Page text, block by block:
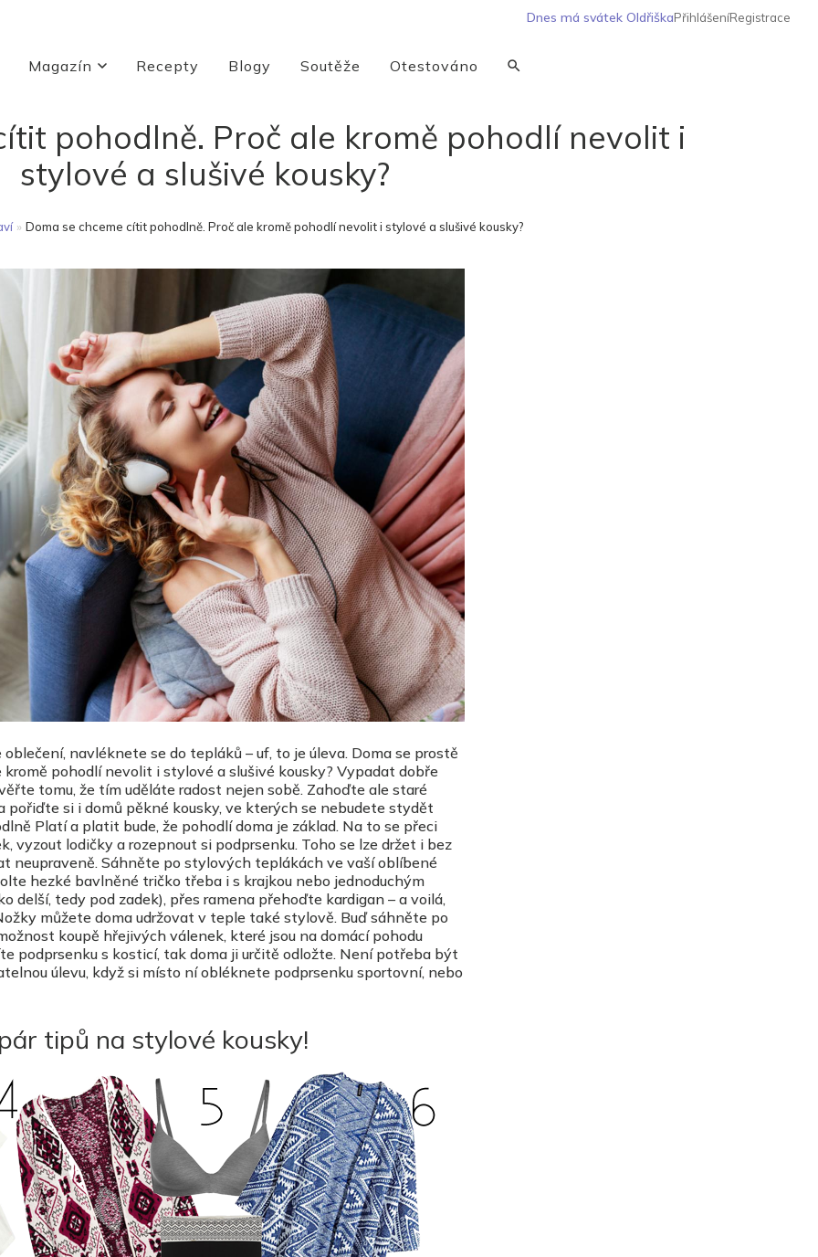
Dnes má svátek OldřiškaPřihlášeníRegistrace
Magazín Recepty Blogy Soutěže Otestováno
pohodlně. Proč ale kromě pohodlí nevolit i
stylové a slušivé kousky?
» Doma se chceme cítit pohodlně. Proč ale kromě pohodlí nevolit i stylové a slušivé kousky?
navléknete se do tepláků – uf, to je úleva. Doma se prostě
pohodlí nevolit i stylové a slušivé kousky? Vypadat dobře
tomu, že tím uděláte radost nejen sobě. Zahoďte ale staré
si i domů pěkné kousky, ve kterých se nebudete stydět
Platí a platit bude, že pohodlí doma je základ. Na to se přeci
vyzout lodičky a rozepnout si podprsenku. Toho se lze držet i bez
neupraveně. Sáhněte po stylových teplákách ve vaší oblíbené
hezké bavlněné tričko třeba i s krajkou nebo jednoduchým
delší, tedy pod zadek), přes ramena přehoďte kardigan – a voilá,
můžete doma udržovat v teple také stylově. Buď sáhněte po
koupě hřejivých válenek, které jsou na domácí pohodu
podprsenku s kosticí, tak doma ji určitě odložte. Není potřeba být
úlevu, když si místo ní obléknete podprsenku sportovní, nebo
tipů na stylové kousky!